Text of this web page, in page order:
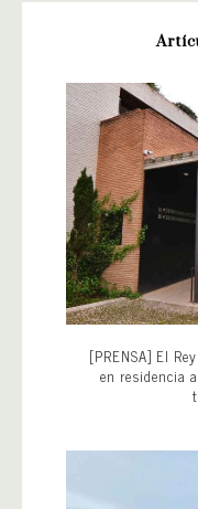
[PRENSA] El
en residencia